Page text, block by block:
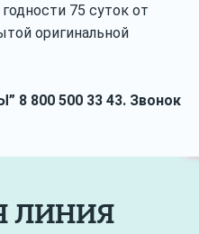
75 суток от
оригинальной
8 800 500 33 43. Звонок
ЛИНИЯ